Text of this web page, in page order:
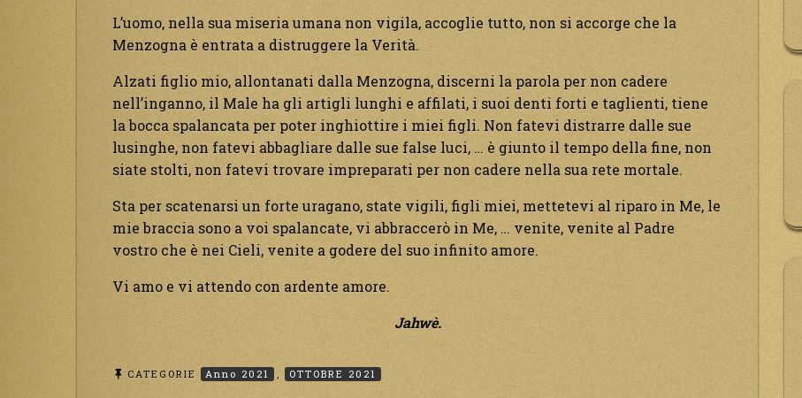
L’uomo, nella sua miseria umana non vigila, accoglie tutto, non si accorge che la
Menzogna è entrata a distruggere la Verità.
Alzati figlio mio, allontanati dalla Menzogna, discerni la parola per non cadere
nell’inganno, il Male ha gli artigli lunghi e affilati, i suoi denti forti e taglienti, tiene
la bocca spalancata per poter inghiottire i miei figli. Non fatevi distrarre dalle sue
lusinghe, non fatevi abbagliare dalle sue false luci, … è giunto il tempo della fine, non
siate stolti, non fatevi trovare impreparati per non cadere nella sua rete mortale.
Sta per scatenarsi un forte uragano, state vigili, figli miei, mettetevi al riparo in Me, le
mie braccia sono a voi spalancate, vi abbraccerò in Me, … venite, venite al Padre
vostro che è nei Cieli, venite a godere del suo infinito amore.
Vi amo e vi attendo con ardente amore.
Jahwè.
CATEGORIE Anno 2021 OTTOBRE 2021